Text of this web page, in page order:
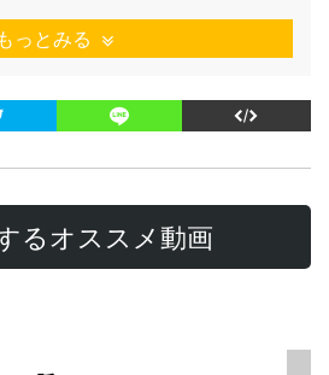
もっとみる
るオススメ動画